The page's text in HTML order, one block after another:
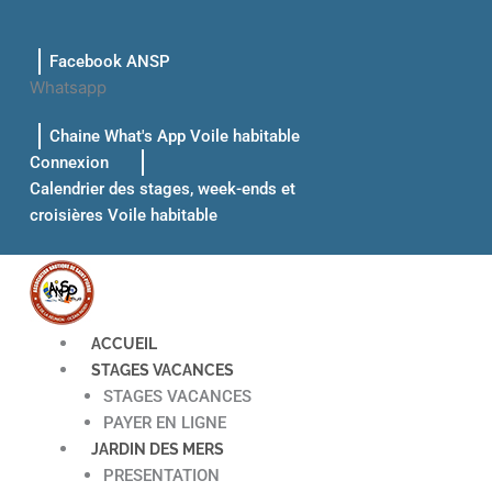
contenuFacebook ANSP
Whatsapp
Chaine What's App Voile habitable
Connexion
Calendrier des stages, week-ends et
croisières Voile habitable
ACCUEIL
STAGES VACANCES
STAGES VACANCES
PAYER EN LIGNE
JARDIN DES MERS
PRESENTATION